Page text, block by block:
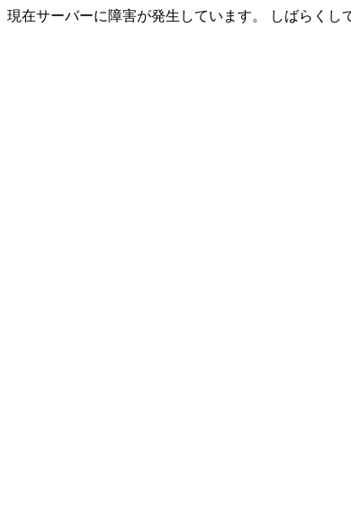
現在サーバーに障害が発生しています。 しばらくし